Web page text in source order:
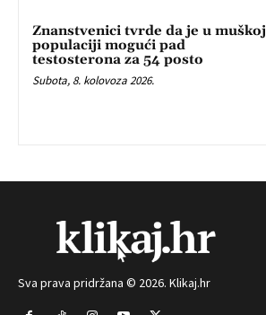
Znanstvenici tvrde da je u muškoj
populaciji mogući pad
testosterona za 54 posto
Subota, 8. kolovoza 2026.
Sva prava pridržana © 2026. Klikaj.hr